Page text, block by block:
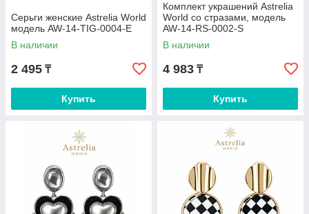
Серьги женские Astrelia World
модель AW-14-TIG-0004-E
В наличии
2 495 ₸
Купить
Комплект украшений Astrelia
World со стразами, модель
AW-14-RS-0002-S
В наличии
4 983 ₸
Купить